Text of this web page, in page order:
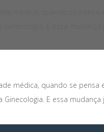
médica, quando se
E essa